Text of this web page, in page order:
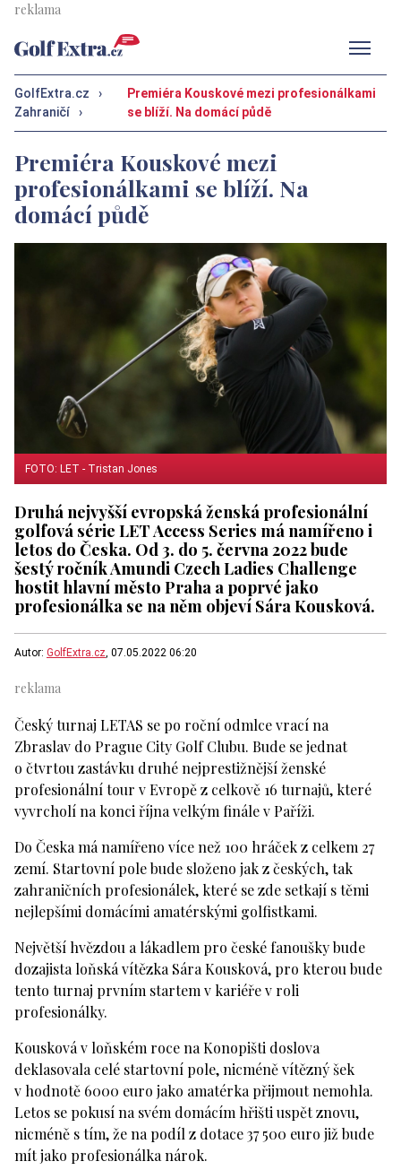
GolfExtra.cz
›
Zahraničí
›
Premiéra Kouskové mezi profesionálkami
se blíží. Na domácí půdě
Premiéra Kouskové mezi
profesionálkami se blíží. Na
domácí půdě
FOTO: LET - Tristan Jones
Druhá nejvyšší evropská ženská profesionální
golfová série LET Access Series má namířeno i
letos do Česka. Od 3. do 5. června 2022 bude
šestý ročník Amundi Czech Ladies Challenge
hostit hlavní město Praha a poprvé jako
profesionálka se na něm objeví Sára Kousková.
Autor: GolfExtra.cz, 07.05.2022 06:20
Český turnaj LETAS se po roční odmlce vrací na
Zbraslav do Prague City Golf Clubu. Bude se jednat
o čtvrtou zastávku druhé nejprestižnější ženské
profesionální tour v Evropě z celkově 16 turnajů, které
vyvrcholí na konci října velkým finále v Paříži.
Do Česka má namířeno více než 100 hráček z celkem 27
zemí. Startovní pole bude složeno jak z českých, tak
zahraničních profesionálek, které se zde setkají s těmi
nejlepšími domácími amatérskými golfistkami.
Největší hvězdou a lákadlem pro české fanoušky bude
dozajista loňská vítězka Sára Kousková, pro kterou bude
tento turnaj prvním startem v kariéře v roli
profesionálky.
Kousková v loňském roce na Konopišti doslova
deklasovala celé startovní pole, nicméně vítězný šek
v hodnotě 6000 euro jako amatérka přijmout nemohla.
Letos se pokusí na svém domácím hřišti uspět znovu,
nicméně s tím, že na podíl z dotace 37 500 euro již bude
mít jako profesionálka nárok.